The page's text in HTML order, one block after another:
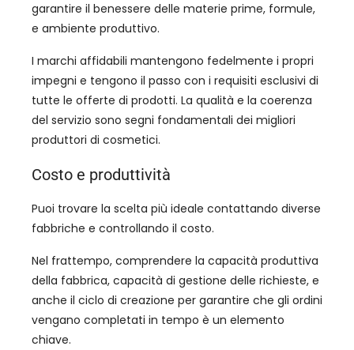
garantire il benessere delle materie prime, formule,
e ambiente produttivo.
I marchi affidabili mantengono fedelmente i propri
impegni e tengono il passo con i requisiti esclusivi di
tutte le offerte di prodotti. La qualità e la coerenza
del servizio sono segni fondamentali dei migliori
produttori di cosmetici.
Costo e produttività
Puoi trovare la scelta più ideale contattando diverse
fabbriche e controllando il costo.
Nel frattempo, comprendere la capacità produttiva
della fabbrica, capacità di gestione delle richieste, e
anche il ciclo di creazione per garantire che gli ordini
vengano completati in tempo è un elemento
chiave.